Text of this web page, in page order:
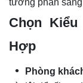
tương phản sang
Chọn
Hợp
Phòng